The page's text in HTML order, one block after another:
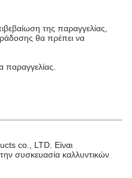
της παραγγελίας,
θα πρέπει να
co., LTD. Είναι
συσκευασία καλλυντικών